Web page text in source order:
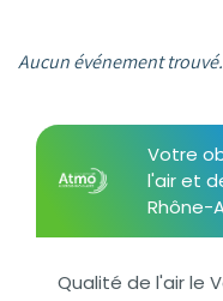
Aucun événement trouvé.